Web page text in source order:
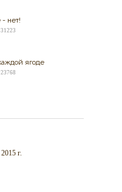
нет!
31223
ягоде
23768
г.